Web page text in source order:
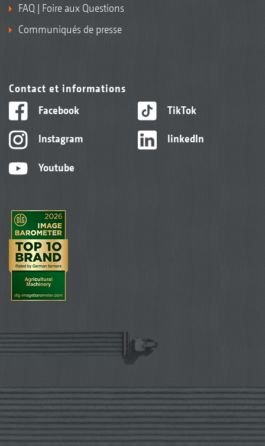
FAQ | Foire aux Questions
Communiqués de presse
Contact et informations
Facebook
Instagram
Youtube
TikTok
linkedIn